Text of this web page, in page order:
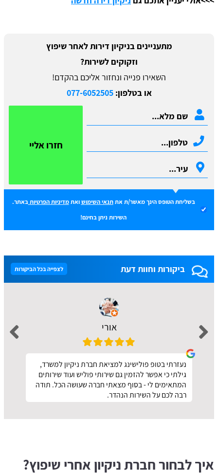
מתעניינים בניקיון דירות לאחר שיפוץ
וזקוקים לשירות?
השאירו פנייה ונחזור אליכם בהקדם!
או בטלפון:077-6052505
חזרו אליי
בשליחת הטופס הינך מאשר/ת אתתנאי השימושואתמדיניות הפרטיות באתר.
השירות ניתן בחינם!
ביקורות וחוות דעת לצפייה בכל הביקורות
אורי
נעזרתי בטופ פולישינג למציאת חברת ניקיון למשרד,
גילתי כי אפשר להזמין גם שירותי פוליש ועוד שירותים
המתאימים לי - בסוף מצאתי חברה שעושה הכל. תודה
רבה לכם על השירות הנהדר.
איך לבחור חברת ניקיון אחרי שיפוץ?